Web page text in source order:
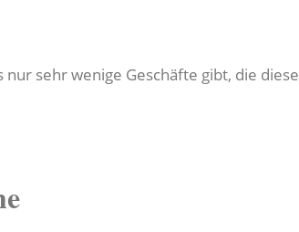
sehr wenige Geschäfte gibt, die diese